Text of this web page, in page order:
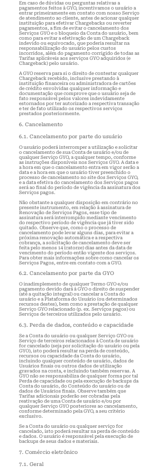
Em caso de dúvidas ou perguntas relativas a
pagamentos feitos à GYO, incentivamos o usuário a
entrar primeiramente em contato com nosso Serviço
de atendimento ao cliente, antes de acionar qualquer
instituição para efetivar Chargebacks ou reverter
pagamentos, a fim de evitar o cancelamento dos
Serviços GYO e o bloqueio da Conta do usuário, bem
como para evitar a efetivação de um Chargeback
indevido ou equivocado, que poderia resultar na
responsabilização do usuário pelos custos
incorridos, além do pagamento corrigido de todas as
Tarifas aplicáveis aos serviços GYO adquiridos (e
Chargeback) pelo usuário.
A GYO reserva para si o direito de contestar qualquer
Chargeback recebido, inclusive prestando à
instituição financeira ou administradora de cartões
de crédito envolvidas qualquer informação e
documentação que comprove que o usuário seja de
fato responsável pelos valores indevidamente
estornados por ter autorizado a respectiva transação
e ter de fato utilizado os respectivos serviços
prestados posteriormente.
6. Cancelamento
6.1. Cancelamento por parte do usuário
O usuário poderá interromper a utilização e solicitar
o cancelamento de sua Conta de usuário e/ou de
qualquer Serviço GYO, a qualquer tempo, conforme
as instruções disponíveis nos Serviços GYO. A data e
a hora em que o cancelamento entra em vigor serão a
data e a hora em que o usuário tiver preenchido o
processo de cancelamento no site dos Serviços GYO,
e a data efetiva do cancelamento dos Serviços pagos
será ao final do período de vigência da assinatura dos
Serviços pagos.
Não obstante a qualquer disposição em contrário no
presente instrumento, em relação à assinatura de
Renovação de Serviços Pagos, esse tipo de
assinatura será interrompido mediante vencimento
do respectivo período de vigência que já tiver sido
quitado. Observe que, como o processo de
cancelamento pode levar alguns dias, para evitar a
próxima renovação automática e a respectiva
cobrança, a solicitação de cancelamento deve ser
feita pelo menos 14 (catorze) dias antes da data de
vencimento do período então vigente dos serviços.
Para obter mais informações sobre como cancelar os
Serviços Pagos, entre em contato com a GYO.
6.2. Cancelamento por parte da GYO
O inadimplemento de qualquer Termo GYO e/ou
pagamento devido dará à GYO o direito de suspender
(até a quitação integral) ou cancelar a Conta do
usuário e a Plataforma do Usuário (ou determinados
recursos destes), bem como a prestação de qualquer
Serviço GYO relacionado (p. ex. Serviços pagos) ou
Serviços de terceiros utilizados pelo usuário.
6.3. Perda de dados, conteúdo e capacidade
Se a Conta do usuário ou qualquer Serviço GYO ou
Serviço de terceiros relacionados à Conta de usuário
for cancelado (seja por solicitação do usuário ou pela
GYO), isto poderá resultar na perda de conteúdo,
recursos ou capacidade da Conta do usuário,
incluindo qualquer conteúdo de usuário, dados de
Usuários finais ou outros dados de utilização
gravados na conta, e incluindo também reservas. A
GYO não se responsabiliza de qualquer forma por tal
Perda de capacidade ou pela execução de backups da
Conta do usuário, do Conteúdo do usuário ou de
dados de Usuários finais. Observe também que
Tarifas adicionais poderão ser cobradas pela
reativação de uma Conta de usuário e/ou por
qualquer Serviço GYO posteriores ao cancelamento,
conforme determinado pela GYO, a seu critério
exclusivo.
Se a Conta do usuário ou qualquer serviço for
cancelado, isto poderá resultar na perda de conteúdo
e dados. O usuário é responsável pela execução de
backups de seus dados e materiais.
7. Comércio eletrônico
7.1. Geral